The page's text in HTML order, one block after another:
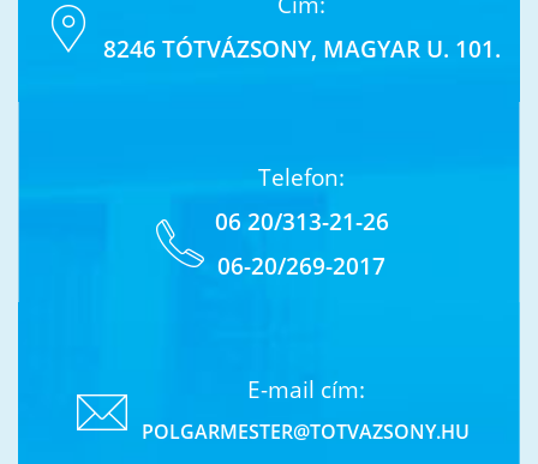
8246 TÓTVÁZSONY, MAGYAR U. 101.
Telefon:
06 20/313-21-26
06-20/269-2017
E-mail cím:
POLGARMESTER@TOTVAZSONY.HU